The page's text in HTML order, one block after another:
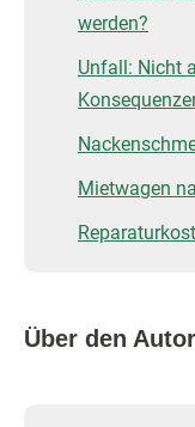
werden?
Unfall: Nicht
Mietwagen
Über den Autor